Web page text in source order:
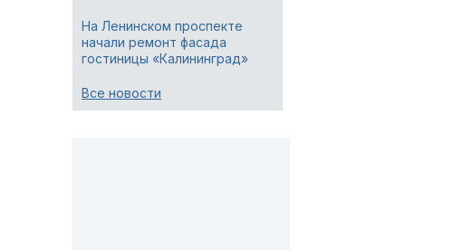
На Ленинском проспекте
начали ремонт фасада
гостиницы «Калининград»
Все новости